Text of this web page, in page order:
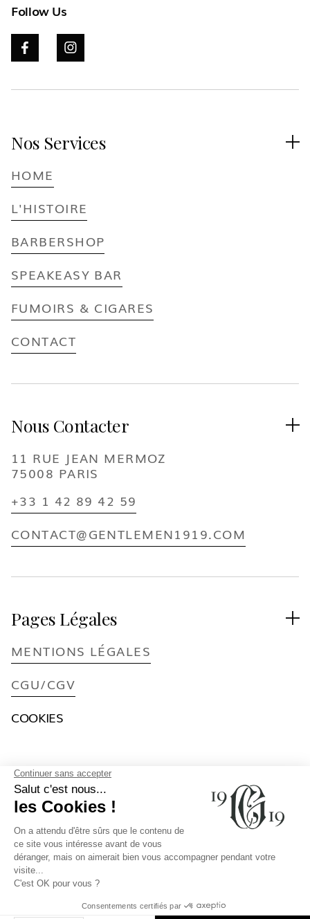
Follow Us
 
Nos Services 
HOME
L'HISTOIRE
BARBERSHOP
SPEAKEASY BAR
FUMOIRS & CIGARES
CONTACT
Nous Contacter 
11 RUE JEAN MERMOZ
75008 PARIS
+33 1 42 89 42 59
CONTACT@GENTLEMEN1919.COM
Pages Légales 
MENTIONS LÉGALES
CGU/CGV
COOKIES
L'abus d'alcool est dangereux pour la
santé, à consommer avec modération.
© 2026 Gentlemen 1919 - Barbershop, Speakeasy, Cigar